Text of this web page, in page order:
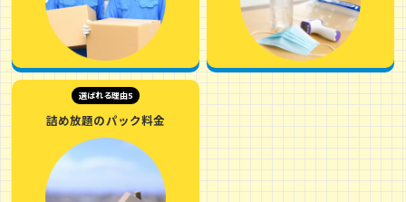
選ばれる理由5
詰め放題のパック料金